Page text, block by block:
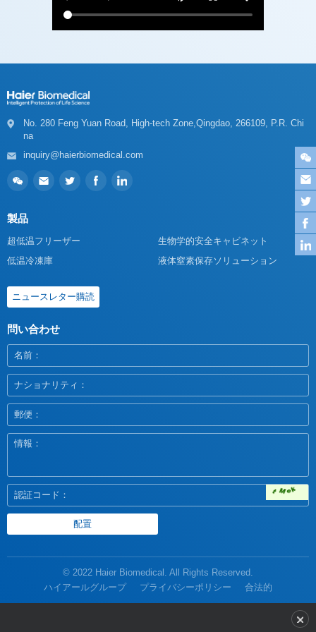
na
inquiry@haierbiomedical.com
製品
超低温フリーザー
生物学的安全キャビネット
低温冷凍庫
液体窒素保存ソリューション
ニュースレター購読
問い合わせ
© 2022 Haier Biomedical. All Rights Reserved.
ハイアールグループ
プライバシーポリシー 合法的